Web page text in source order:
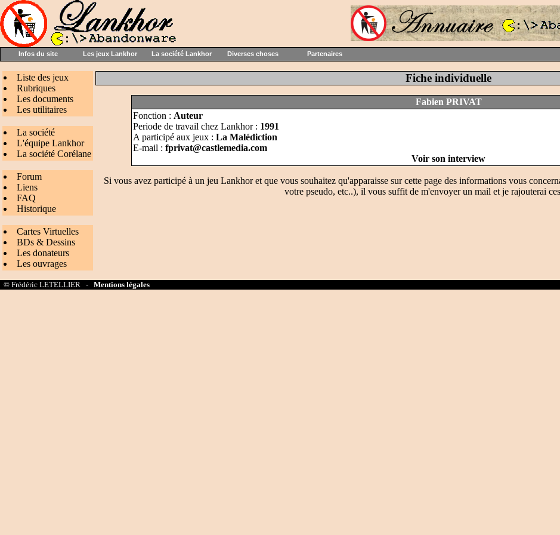
Infos du site Les jeux Lankhor La société Lankhor Diverses choses Partenaires
Liste des jeux
Rubriques
Les documents
Les utilitaires
La société
L'équipe Lankhor
La société Corélane
Forum
Liens
FAQ
Historique
Cartes Virtuelles
BDs & Dessins
Les donateurs
Les ouvrages
Fiche individuelle
Fabien PRIVAT
Fonction : Auteur
Periode de travail chez Lankhor : 1991
A participé aux jeux : La Malédiction
E-mail : fprivat@castlemedia.com
Voir son interview
Si vous avez participé à un jeu Lankhor et que vous souhaitez qu'apparaisse sur cette page des informations vous
votre pseudo, etc..), il vous suffit de m'envoyer un mail et je rajouterai
© Frédéric LETELLIER - Mentions légales